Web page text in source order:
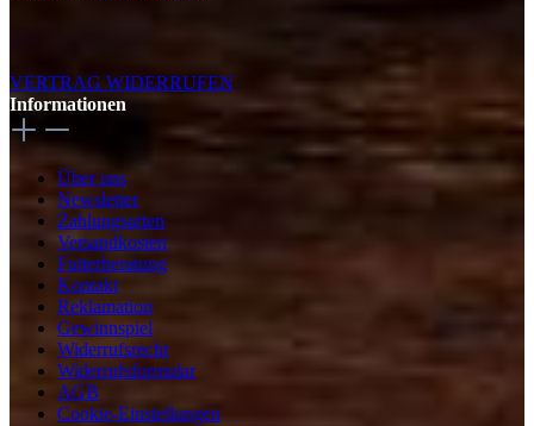
VERTRAG WIDERRUFEN
Informationen
Über uns
Newsletter
Zahlungsarten
Versandkosten
Futterberatung
Kontakt
Reklamation
Gewinnspiel
Widerrufsrecht
Widerrufsformular
AGB
Cookie-Einstellungen